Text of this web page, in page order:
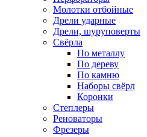
Молотки отбойные
Дрели ударные
Дрели, шуруповерты
Свёрла
По металлу
По дереву
По камню
Наборы свёрл
Коронки
Степлеры
Реноваторы
Фрезеры